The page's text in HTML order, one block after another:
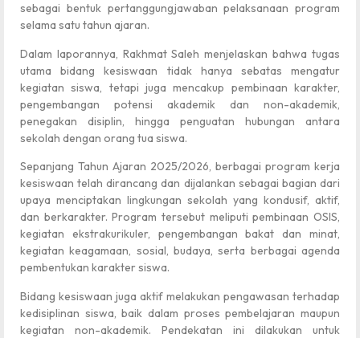
sebagai bentuk pertanggungjawaban pelaksanaan program
selama satu tahun ajaran.
Dalam laporannya, Rakhmat Saleh menjelaskan bahwa tugas
utama bidang kesiswaan tidak hanya sebatas mengatur
kegiatan siswa, tetapi juga mencakup pembinaan karakter,
pengembangan potensi akademik dan non-akademik,
penegakan disiplin, hingga penguatan hubungan antara
sekolah dengan orang tua siswa.
Sepanjang Tahun Ajaran 2025/2026, berbagai program kerja
kesiswaan telah dirancang dan dijalankan sebagai bagian dari
upaya menciptakan lingkungan sekolah yang kondusif, aktif,
dan berkarakter. Program tersebut meliputi pembinaan OSIS,
kegiatan ekstrakurikuler, pengembangan bakat dan minat,
kegiatan keagamaan, sosial, budaya, serta berbagai agenda
pembentukan karakter siswa.
Bidang kesiswaan juga aktif melakukan pengawasan terhadap
kedisiplinan siswa, baik dalam proses pembelajaran maupun
kegiatan non-akademik. Pendekatan ini dilakukan untuk